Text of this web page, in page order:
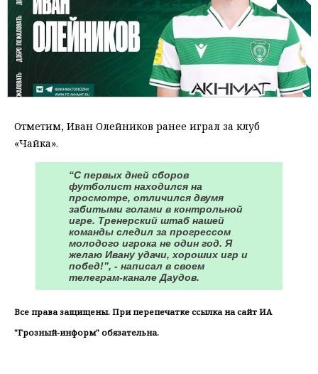
Отметим, Иван Олейников ранее играл за клуб
«Чайка».
“С первых дней сборов
футболист находился на
просмотре, отличился двумя
забитыми голами в контрольной
игре. Тренерский штаб нашей
команды следил за прогрессом
молодого игрока не один год. Я
желаю Ивану удачи, хороших игр и
побед!”, - написал в своем
телеграм-канале Даудов.
Все права защищены. При перепечатке ссылка на сайт ИА
"Грозный-информ" обязательна.